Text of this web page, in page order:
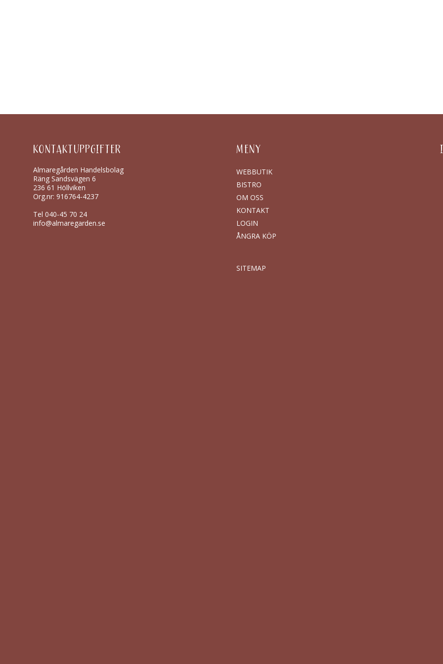
KONTAKTUPPGIFTER
Almaregården Handelsbolag
Räng Sandsvägen 6
236 61 Höllviken
Org.nr: 916764-4237
Tel040-45 70 24
info@almaregarden.se
MENY
WEBBUTIK
BISTRO
OM OSS
KONTAKT
LOGIN
ÅNGRA KÖP
SITEMAP